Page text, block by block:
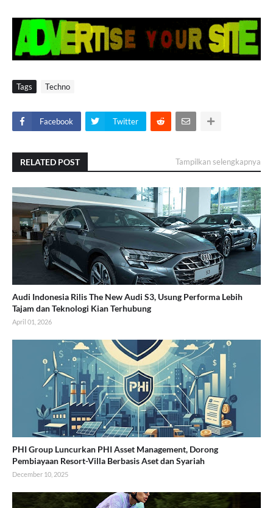
Tags Techno
Facebook Twitter
RELATED POST Tampilkan selengkapnya
Audi Indonesia Rilis The New Audi S3, Usung Performa Lebih
Tajam dan Teknologi Kian Terhubung
April 01, 2026
PHI Group Luncurkan PHI Asset Management, Dorong
Pembiayaan Resort-Villa Berbasis Aset dan Syariah
December 10, 2025